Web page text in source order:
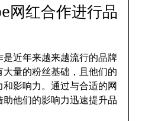
网红合作进行品
近年来越来越流行的品牌
量的粉丝基础，且他们的
影响力。通过与合适的网
他们的影响力迅速提升品